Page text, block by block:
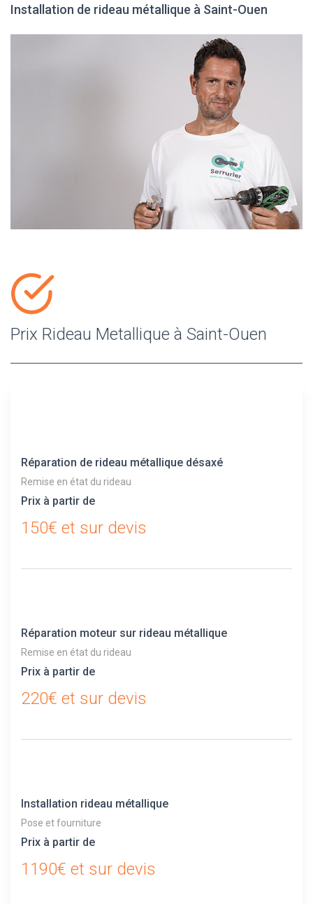
Installation de rideau métallique à Saint-Ouen
Prix Rideau Metallique à Saint-Ouen
Réparation de rideau métallique désaxé
Remise en état du rideau
Prix à partir de
150€ et sur devis
Réparation moteur sur rideau métallique
Remise en état du rideau
Prix à partir de
220€ et sur devis
Installation rideau métallique
Pose et fourniture
Prix à partir de
1190€ et sur devis